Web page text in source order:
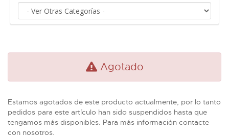
Agotado
Estamos agotados de este producto actualmente, por lo tanto
pedidos para este artículo han sido suspendidos hasta que
tengamos más disponibles. Para más información contacte
con nosotros.